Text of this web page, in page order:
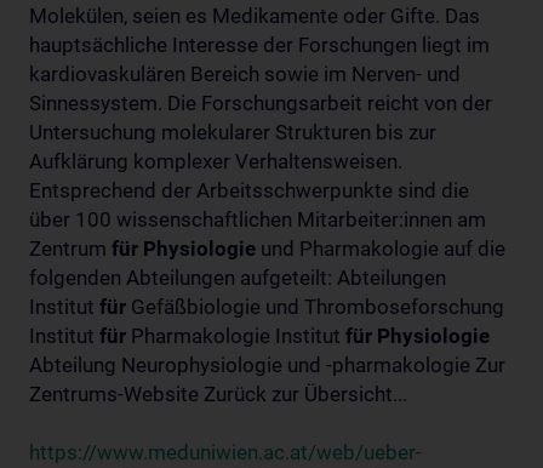
Molekülen, seien es Medikamente oder Gifte. Das
hauptsächliche Interesse der Forschungen liegt im
kardiovaskulären Bereich sowie im Nerven- und
Sinnessystem. Die Forschungsarbeit reicht von der
Untersuchung molekularer Strukturen bis zur
Aufklärung komplexer Verhaltensweisen.
Entsprechend der Arbeitsschwerpunkte sind die
über 100 wissenschaftlichen Mitarbeiter:innen am
Zentrum für Physiologie und Pharmakologie auf die
folgenden Abteilungen aufgeteilt: Abteilungen
Institut für Gefäßbiologie und Thromboseforschung
Institut für Pharmakologie Institut für Physiologie
Abteilung Neurophysiologie und -pharmakologie Zur
Zentrums-Website Zurück zur Übersicht...
https://www.meduniwien.ac.at/web/ueber-